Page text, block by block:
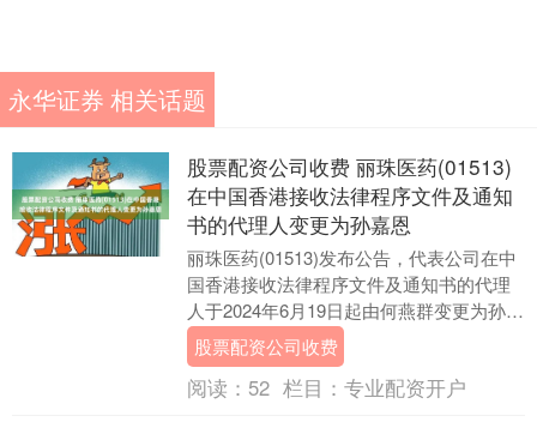
永华证券 相关话题
股票配资公司收费 丽珠医药(01513)
在中国香港接收法律程序文件及通知
书的代理人变更为孙嘉恩
丽珠医药(01513)发布公告，代表公司在中
国香港接收法律程序文件及通知书的代理
人于2024年6月19日起由何燕群变更为孙嘉
恩。 海量资讯、精准解读，尽在新浪财....
股票配资公司收费
阅读： 52 栏目： 专业配资开户